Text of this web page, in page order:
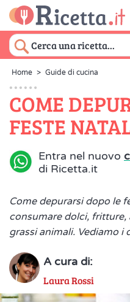
Home > Guide di cucina
COME
FESTE
Entra nel nuovo
di Ricetta.it
Come depurarsi dopo le
consumare dolci, fritture,
grassi animali. Vediamo i
A cura di:
Laura Rossi